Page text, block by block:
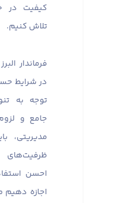
کیفیت در
تلاش کنیم.
فرماندار
در شرایط
توجه به
جامع و
مدیریتی،
احسن
اجازه دهیم